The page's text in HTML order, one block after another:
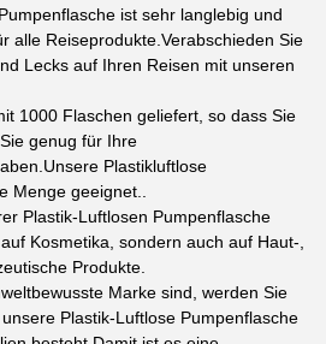
ist sehr langlebig und
alle Reiseprodukte.Verabschieden Sie
Lecks auf Ihren Reisen mit unseren
1000 Flaschen geliefert, so dass Sie
genug für Ihre
Plastikluftlose
Menge geeignet..
Plastik-Luftlosen Pumpenflasche
Kosmetika, sondern auch auf Haut-,
Produkte.
Marke sind, werden Sie
Plastik-Luftlose Pumpenflasche